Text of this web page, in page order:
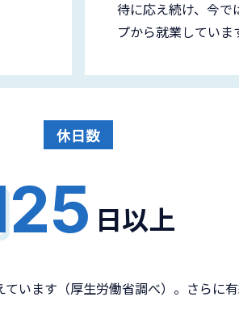
待に応え続け、今で
プから就業していま
休日数
日以上
います（厚生労働省調べ）。さらに